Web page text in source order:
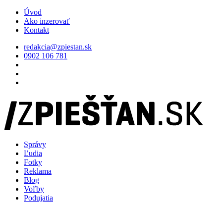
Úvod
Ako inzerovať
Kontakt
redakcia@zpiestan.sk
0902 106 781
Správy
Ľudia
Fotky
Reklama
Blog
Voľby
Podujatia